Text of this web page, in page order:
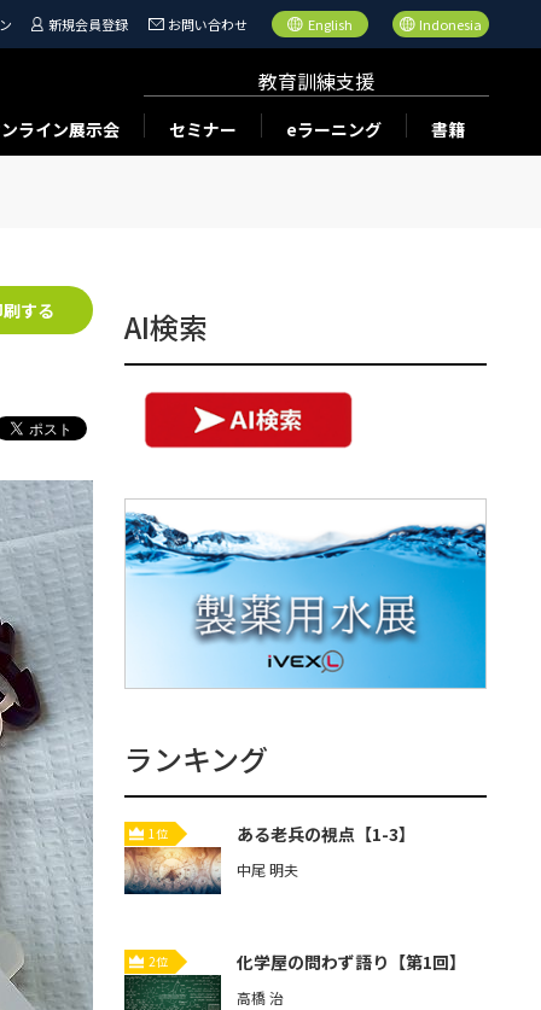
新規会員登録 お問い合わせ English Indonesia
ライン展示会
教育訓練支援
セミナー eラーニング 書籍
する AI検索
ランキング
1位 ある老兵の視点【1-3】
中尾 明夫
2位 化学屋の問わず語り【第1回】
高橋 治